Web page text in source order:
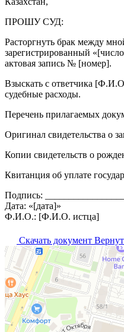
ПРОШУ СУД:
Расторгнуть брак между
зарегистрированный
актовая запись № [номер].
Взыскать с ответчика
судебные расходы.
Перечень прилагаемых
Оригинал свидетельства о
Копии свидетельств о
Квитанция об уплате
Подпись:
Дата: «[дата]»
Ф.И.О.: [Ф.И.О. истца]
Скачать документ